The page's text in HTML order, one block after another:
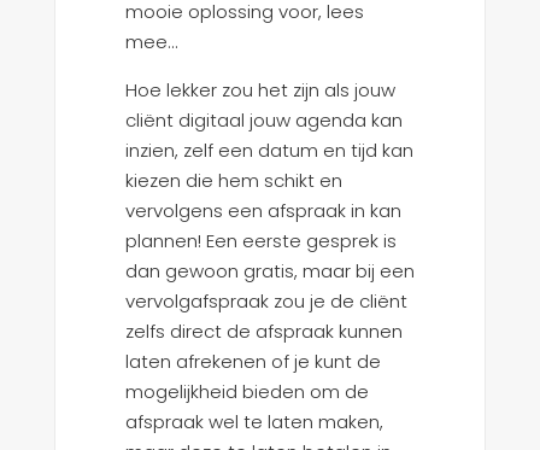
mooie oplossing voor, lees
mee…
Hoe lekker zou het zijn als jouw
cliënt digitaal jouw agenda kan
inzien, zelf een datum en tijd kan
kiezen die hem schikt en
vervolgens een afspraak in kan
plannen! Een eerste gesprek is
dan gewoon gratis, maar bij een
vervolgafspraak zou je de cliënt
zelfs direct de afspraak kunnen
laten afrekenen of je kunt de
mogelijkheid bieden om de
afspraak wel te laten maken,